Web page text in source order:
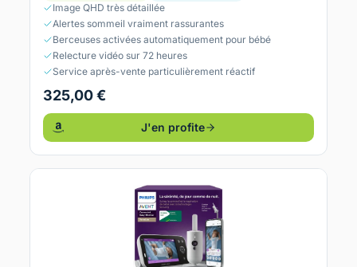
Image QHD très détaillée
Alertes sommeil vraiment rassurantes
Berceuses activées automatiquement pour bébé
Relecture vidéo sur 72 heures
Service après-vente particulièrement réactif
325,00 €
J'en profite